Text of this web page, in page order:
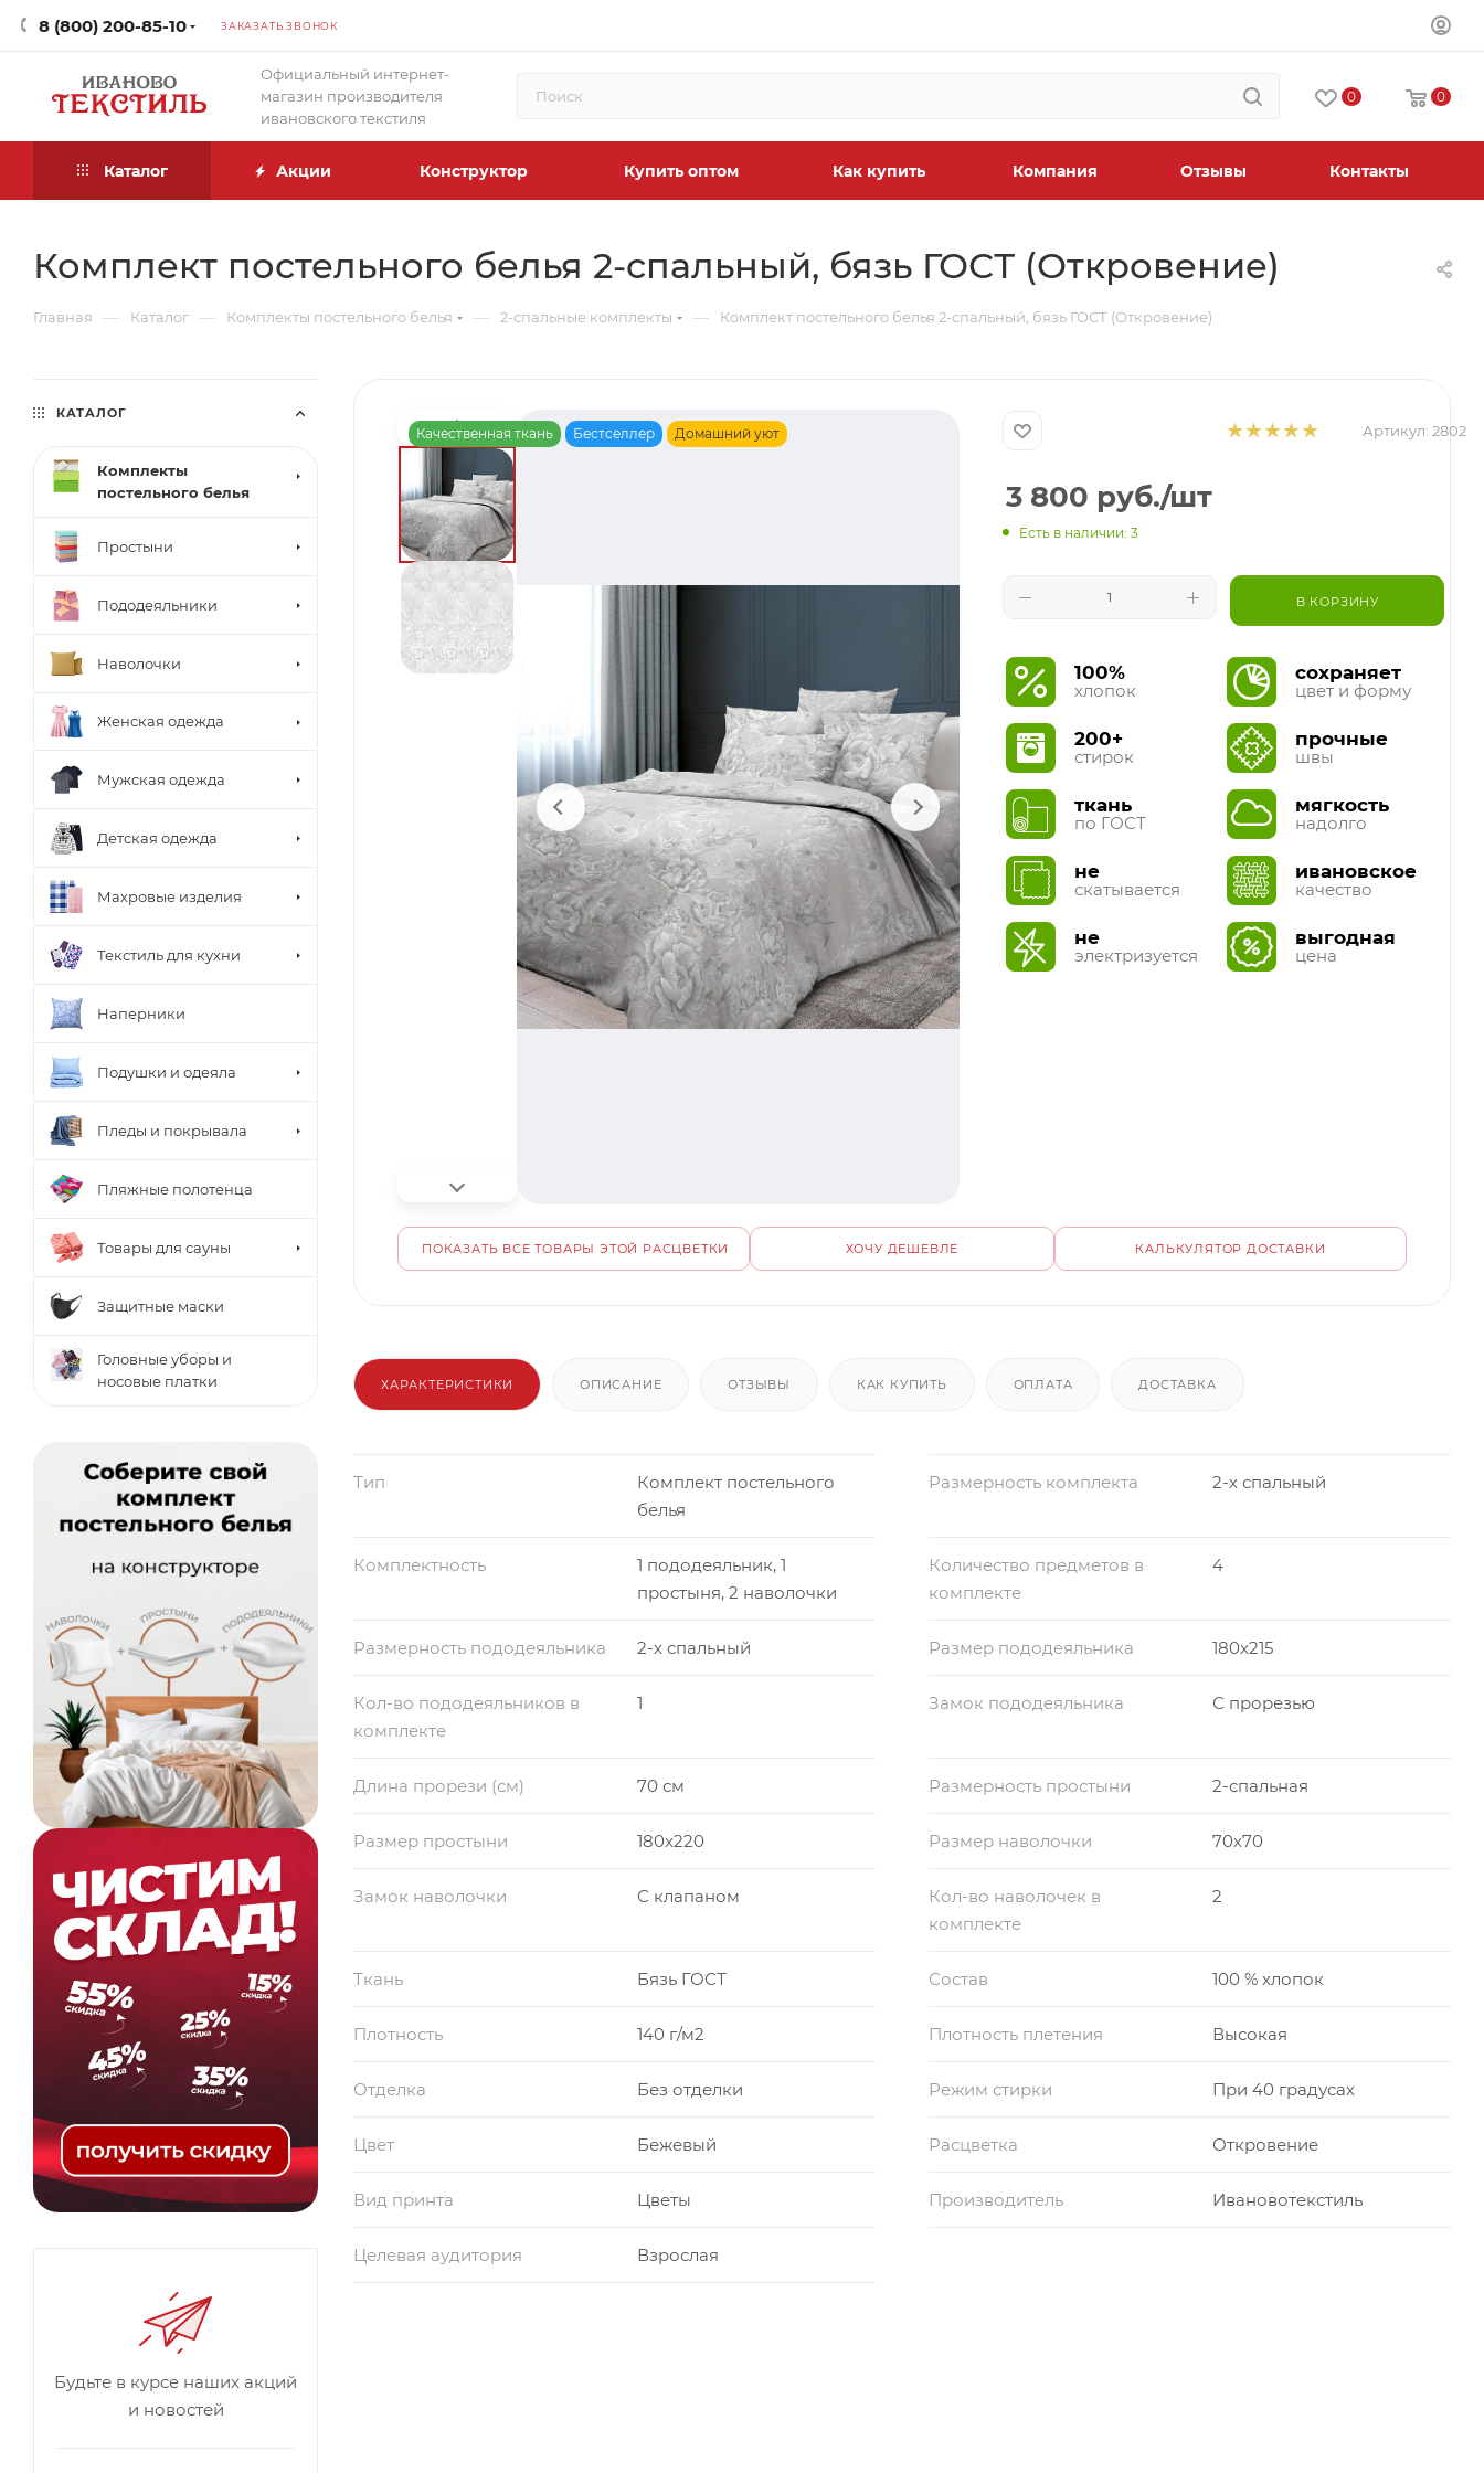
8 (800) 200-85-10 ЗАКАЗАТЬ ЗВОНОК
Официальный интернет-
магазин производителя
ивановского текстиля
0 0
Каталог Акции Конструктор Купить оптом Как купить Компания Отзывы Контакты
Комплект постельного белья 2-спальный, бязь ГОСТ (Откровение)
Главная — Каталог — Комплекты постельного белья — 2-спальные комплекты — Комплект постельного белья 2-спальный, бязь ГОСТ (Откровение)
Качественная ткань Бестселлер Домашний уют Артикул: 2802
3 800 руб./шт
Есть в наличии: 3
В КОРЗИНУ
100%
хлопок
200+
стирок
ткань
по ГОСТ
не
скатывается
не
электризуется
сохраняет
цвет и форму
прочные
швы
мягкость
надолго
ивановское
качество
выгодная
цена
ПОКАЗАТЬ ВСЕ ТОВАРЫ ЭТОЙ РАСЦВЕТКИ ХОЧУ ДЕШЕВЛЕ КАЛЬКУЛЯТОР ДОСТАВКИ
ХАРАКТЕРИСТИКИ ОПИСАНИЕ ОТЗЫВЫ КАК КУПИТЬ ОПЛАТА ДОСТАВКА
Тип
Комплект постельного
белья
Размерность комплекта 2-х спальный
Комплектность
1 пододеяльник, 1
простыня, 2 наволочки
Количество предметов в
комплекте
4
Размерность пододеяльника 2-х спальный Размер пододеяльника 180x215
Кол-во пододеяльников в
комплекте
1 Замок пододеяльника С прорезью
Длина прорези (см) 70 см Размерность простыни 2-спальная
Размер простыни 180x220 Размер наволочки 70x70
Замок наволочки С клапаном
Кол-во наволочек в
комплекте
2
Ткань Бязь ГОСТ Состав 100 % хлопок
Плотность 140 г/м2 Плотность плетения Высокая
Отделка Без отделки Режим стирки При 40 градусах
Цвет Бежевый Расцветка Откровение
Вид принта Цветы Производитель Ивановотекстиль
Целевая аудитория Взрослая
КАТАЛОГ
Комплекты
постельного белья
Простыни
Пододеяльники
Наволочки
Женская одежда
Мужская одежда
Детская одежда
Махровые изделия
Текстиль для кухни
Наперники
Подушки и одеяла
Пледы и покрывала
Пляжные полотенца
Товары для сауны
Защитные маски
Головные уборы и
носовые платки
Будьте в курсе наших акций
и новостей